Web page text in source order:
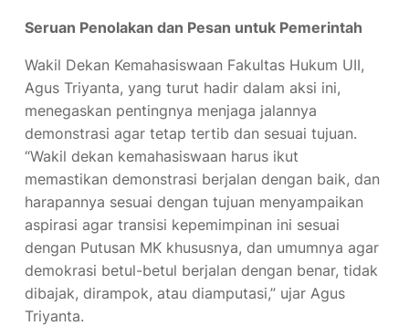
Seruan Penolakan dan Pesan untuk Pemerintah
Wakil Dekan Kemahasiswaan Fakultas Hukum UII,
Agus Triyanta, yang turut hadir dalam aksi ini,
menegaskan pentingnya menjaga jalannya
demonstrasi agar tetap tertib dan sesuai tujuan.
“Wakil dekan kemahasiswaan harus ikut
memastikan demonstrasi berjalan dengan baik, dan
harapannya sesuai dengan tujuan menyampaikan
aspirasi agar transisi kepemimpinan ini sesuai
dengan Putusan MK khususnya, dan umumnya agar
demokrasi betul-betul berjalan dengan benar, tidak
dibajak, dirampok, atau diamputasi,” ujar Agus
Triyanta.